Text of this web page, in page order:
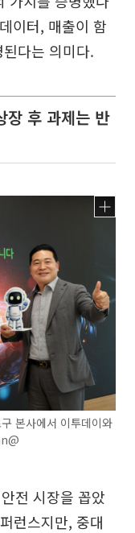
이터, 매출이 함
다는 의미다.
장 후 과제는 반
본사에서 이투데이와
전 시장을 꼽았
런스지만, 중대